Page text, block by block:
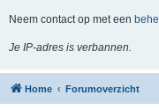
Neem contact op met een
Je IP-adres is verbannen.
Home Forumoverzicht